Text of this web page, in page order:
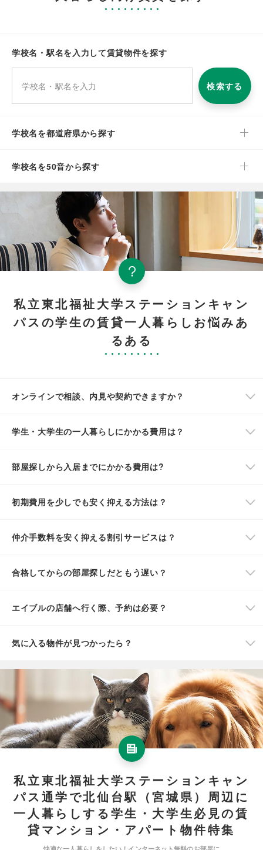
学校名・駅名を入力して賃貸物件を探す
検索する
学校名を都道府県から探す
学校名を50音から探す
私立東北福祉大学ステーションキャン
パスの学生の賃貸一人暮らしお悩みあ
るある
オンラインで相談、内見や契約できますか？
学生・大学生の一人暮らしにかかる費用は？
部屋探しから入居までにかかる費用は?
初期費用を少しでも安く抑える方法は？
仲介手数料を安く抑える割引サービスは？
合格してからの部屋探しだともう遅い？
エイブルの店舗へ行く際、予約は必要？
気に入る物件が見つかったら？
私立東北福祉大学ステーションキャン
パス通学で北仙台駅（宮城県）周辺に
一人暮らしする学生・大学生必見の賃
貸マンション・アパート物件特集